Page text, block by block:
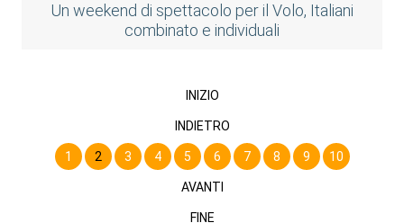
Un weekend di spettacolo per il Volo, Italiani
combinato e individuali
INIZIO
INDIETRO
1 2 3 4 5 6 7 8 9 10
AVANTI
FINE